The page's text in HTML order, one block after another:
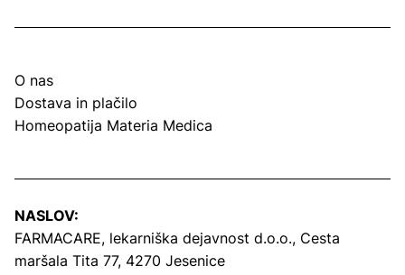
O nas
Dostava in plačilo
Homeopatija Materia Medica
NASLOV:
FARMACARE, lekarniška dejavnost d.o.o., Cesta
maršala Tita 77, 4270 Jesenice